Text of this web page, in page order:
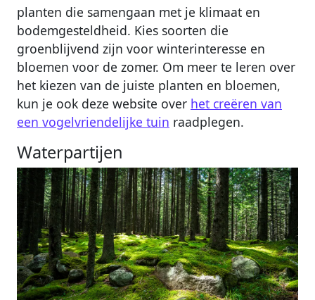
planten die samengaan met je klimaat en
bodemgesteldheid. Kies soorten die
groenblijvend zijn voor winterinteresse en
bloemen voor de zomer. Om meer te leren over
het kiezen van de juiste planten en bloemen,
kun je ook deze website over het creëren van
een vogelvriendelijke tuin raadplegen.
Waterpartijen